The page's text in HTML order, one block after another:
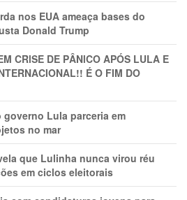
nos EUA ameaça bases do
Donald Trump
CRlSE DE PÂNlCO APÓS LULA E
É O FIM DO
governo Lula parceria em
no mar
que Lulinha nunca virou réu
em ciclos eleitorais